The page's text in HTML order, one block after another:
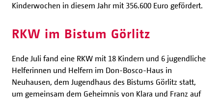
Kinderwochen in diesem Jahr mit 356.600 Euro gefördert.
RKW im Bistum Görlitz
Ende Juli fand eine RKW mit 18 Kindern und 6 jugendliche
Helferinnen und Helfern im Don-Bosco-Haus in
Neuhausen, dem Jugendhaus des Bistums Görlitz statt,
um gemeinsam dem Geheimnis von Klara und Franz auf